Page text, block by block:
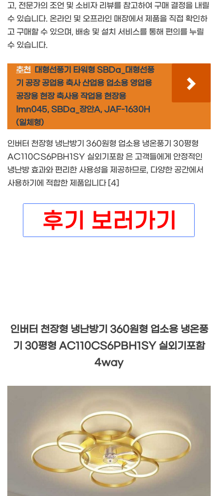
고, 전문가의 조언 및 소비자 리뷰를 참고하여 구매 결정을 내릴
수 있습니다. 온라인 및 오프라인 매장에서 제품을 직접 확인하
고 구매할 수 있으며, 배송 및 설치 서비스를 통해 편의를 누릴
수 있습니다.
추천 대형선풍기 타워형 SBDa_대형선풍
기 공장 공업용 축사 산업용 업소용 영업용
공장용 현장 축사용 작업용 현장용
lmn045, SBDa_장안A, JAF-1630H
(일체형)
인버터 천장형 냉난방기 360원형 업소용 냉온풍기 30평형
AC110CS6PBH1SY 실외기포함 은 고객들에게 안정적인
냉난방 효과와 편리한 사용성을 제공하므로, 다양한 공간에서
사용하기에 적합한 제품입니다 [4]
인버터 천장형 냉난방기 360원형 업소용 냉온풍
기 30평형 AC110CS6PBH1SY 실외기포함
4way